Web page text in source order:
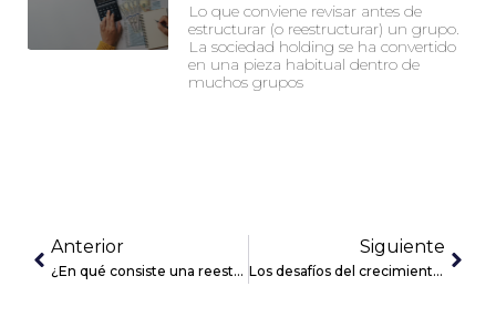
Lo que conviene revisar antes de
estructurar (o reestructurar) un grupo.
La sociedad holding se ha convertido
en una pieza habitual dentro de
muchos grupos
Anterior
¿En qué consiste una reestructuración societaria?
Siguiente
Los desafíos del crecimiento empresarial sostenible a largo plazo